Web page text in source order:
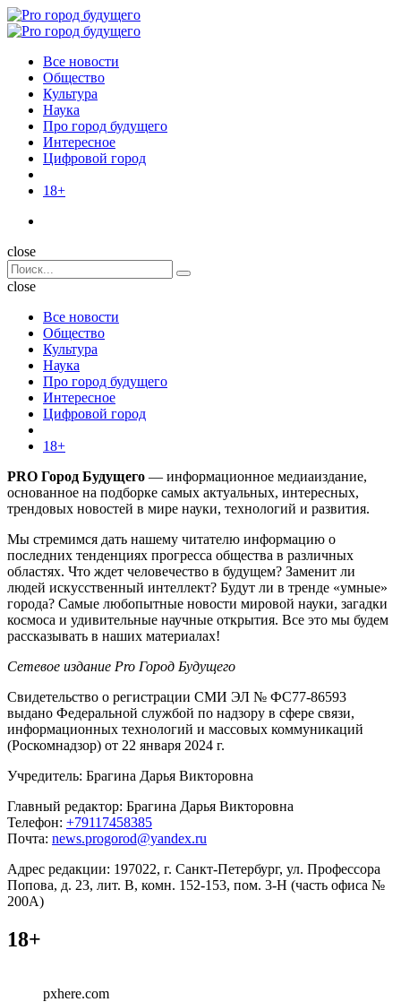
Menu
Поиск
Menu
Pro
Все новости
Общество
Культура
Наука
Про город будущего
Интересное
Цифровой город
18+
Поиск
close
Search
for:
Поиск
close
Все новости
Общество
Культура
Наука
Про город будущего
Интересное
Цифровой город
18+
PRO Город Будущего — информационное медиаиздание,
основанное на подборке самых актуальных, интересных,
трендовых новостей в мире науки, технологий и развития.
Мы стремимся дать нашему читателю информацию о
последних тенденциях прогресса общества в различных
областях. Что ждет человечество в будущем? Заменит ли
людей искусственный интеллект? Будут ли в тренде «умные»
города? Самые любопытные новости мировой науки, загадки
космоса и удивительные научные открытия. Все это мы будем
рассказывать в наших материалах!
Сетевое издание Pro Город Будущего
Свидетельство о регистрации СМИ ЭЛ № ФС77-86593
выдано Федеральной службой по надзору в сфере связи,
информационных технологий и массовых коммуникаций
(Роскомнадзор) от 22 января 2024 г.
Учредитель: Брагина Дарья Викторовна
Главный редактор: Брагина Дарья Викторовна
Телефон: +79117458385
Почта: news.progorod@yandex.ru
Адрес редакции: 197022, г. Санкт-Петербург, ул. Профессора
Попова, д. 23, лит. В, комн. 152-153, пом. 3-Н (часть офиса №
200А)
18+
pxhere.com